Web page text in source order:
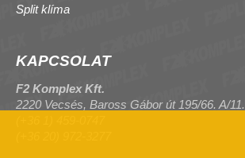
Split klíma
KAPCSOLAT
F2 Komplex Kft.
2220 Vecsés, Baross Gábor út 195/66. A/11.